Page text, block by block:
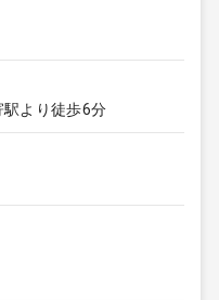
より徒歩6分